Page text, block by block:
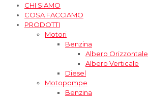
CHI SIAMO
COSA FACCIAMO
PRODOTTI
Motori
Benzina
Albero Orizzontale
Albero Verticale
Diesel
Motopompe
Benzina